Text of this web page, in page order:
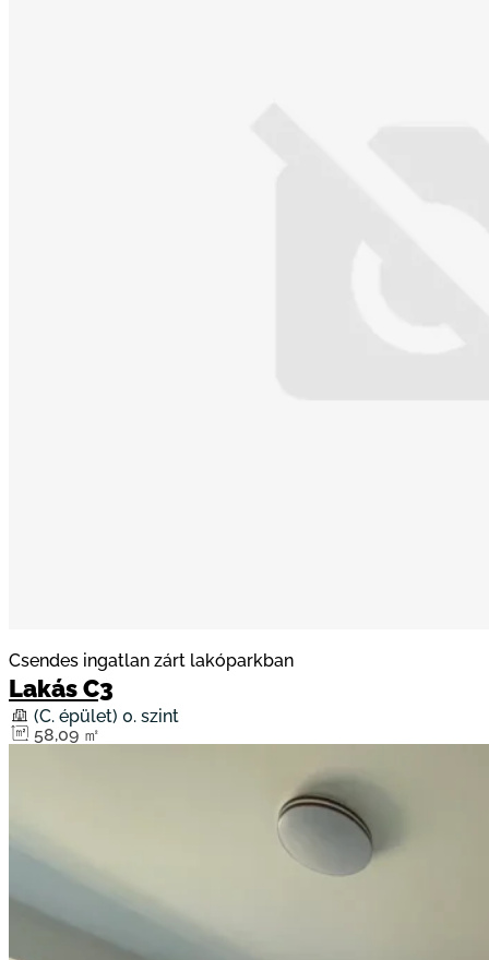
Csendes ingatlan zárt lakóparkban
Lakás C3
(C. épület) 0. szint
58,09 ㎡